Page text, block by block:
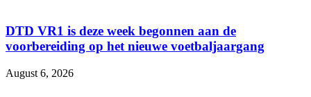
DTD VR1 is deze week begonnen aan de
voorbereiding op het nieuwe voetbaljaargang
August 6, 2026